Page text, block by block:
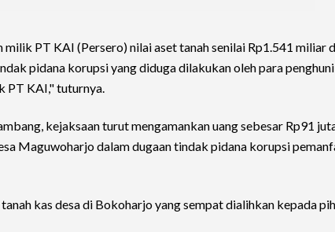
PT KAI (Persero) nilai aset tanah senilai Rp1.541 miliar
pidana korupsi yang diduga dilakukan oleh para
PT KAI," tuturnya.
kejaksaan turut mengamankan uang sebesar Rp91
Maguwoharjo dalam dugaan tindak pidana korupsi
kas desa di Bokoharjo yang sempat dialihkan kepada